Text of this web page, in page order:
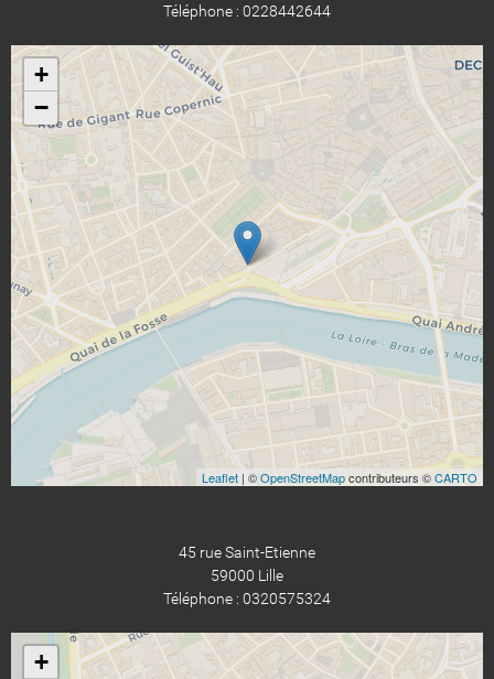
Téléphone : 0228442644
+
−
Leaflet | ©OpenStreetMapcontributeurs ©CARTO
45 rue Saint-Etienne
59000 Lille
Téléphone : 0320575324
+